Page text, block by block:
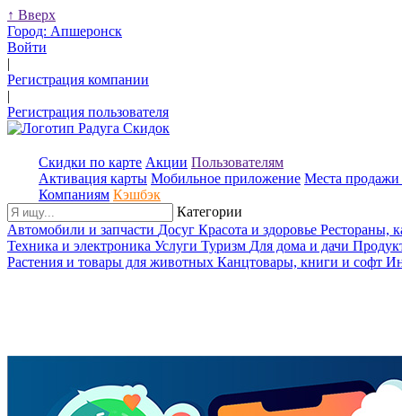
↑ Вверх
Город: Апшеронск
Войти
|
Регистрация компании
|
Регистрация пользователя
Скидки по карте Акции Пользователям
Активация карты Мобильное приложение Места продажи
Компаниям Кэшбэк
Категории
Автомобили и запчасти Досуг Красота и здоровье Рестораны,
Техника и электроника Услуги Туризм Для дома и дачи
Растения и товары для животных Канцтовары, книги и софт